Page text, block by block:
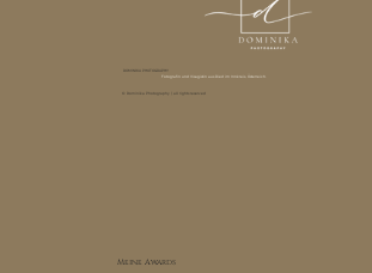
DOMINIKA PHOTOGRAPHY
Fotografin und Visagistin aus Ried im Innkreis, Österreich.
© Dominika Photography | all rights reserved
Meine Awards